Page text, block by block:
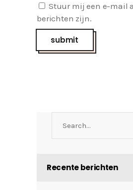
Stuur mij een e-mail
berichten zijn.
Recente berichten